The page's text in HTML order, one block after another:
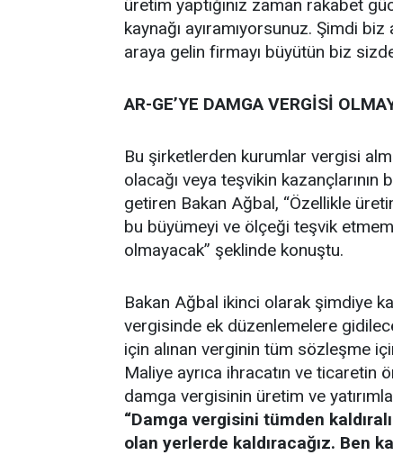
üretim yaptığınız zaman rakabet
kaynağı ayıramıyorsunuz. Şimdi
araya gelin firmayı büyütün biz
AR-GE’YE DAMGA VERGİSİ
Bu şirketlerden kurumlar vergisi
olacağı veya teşvikin kazançlarının
getiren Bakan Ağbal, “Özellikle
bu büyümeyi ve ölçeği teşvik
olmayacak” şeklinde konuştu.
Bakan Ağbal ikinci olarak şimdiye
vergisinde ek düzenlemelere
için alınan verginin tüm sözleşme
Maliye ayrıca ihracatın ve ticaretin
damga vergisinin üretim ve
“Damga vergisini tümden
olan yerlerde kaldıracağız. Ben